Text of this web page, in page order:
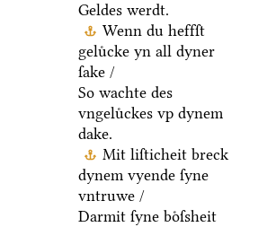
Geldes werdt.
Wenn du heffſt
geluͤcke yn all dyner
ſake /
So wachte des
vngeluͤckes vp dynem
dake.
Mit liſticheit breck
dynem vyende ſyne
vntruwe /
Darmit ſyne boͤſsheit